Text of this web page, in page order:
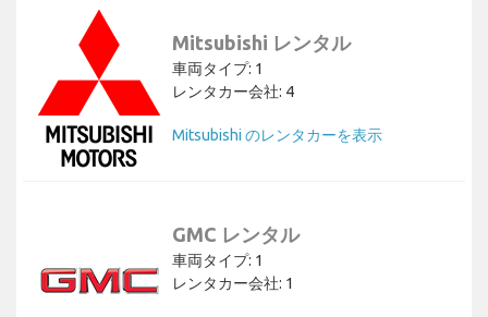
Mitsubishi レンタル
車両タイプ: 1
レンタカー会社: 4
Mitsubishi のレンタカーを表示
GMC レンタル
車両タイプ: 1
レンタカー会社: 1